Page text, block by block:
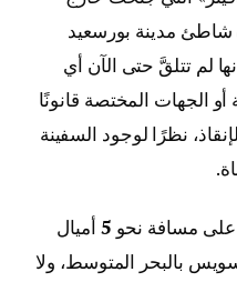
شاطئ مدينة بورسعيد
لم تتلقَّ حتى الآن أي
الجهات المختصة قانونًا
نظرًا لوجود السفينة
على مسافة نحو 5 أميال
بالبحر المتوسط، ولا